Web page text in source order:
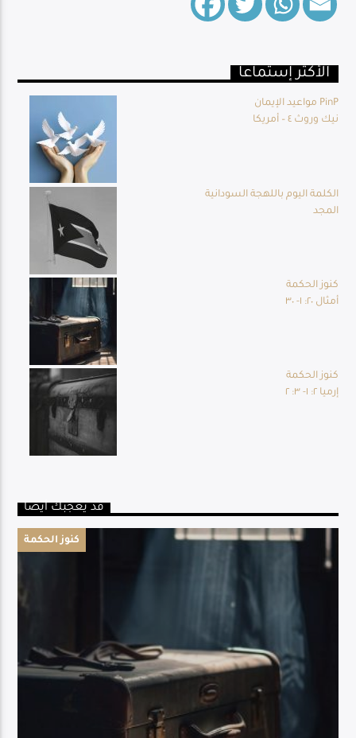
الأكثر إستماعا
مواعيد الإيمان PinP
نيك وروث ٤ – أمريكا
الكلمة اليوم باللهجة السودانية
المجد
كنوز الحكمة
أمثال ٢٠: ١- ٣٠
كنوز الحكمة
إرميا ٢: ١- ٣: ٢
قد يعجبك أيضا
كنوز الحكمة